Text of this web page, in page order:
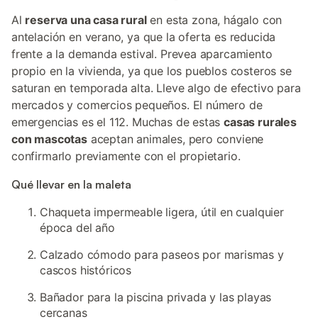
Al reserva una casa ruralen esta zona, hágalo con
antelación en verano, ya que la oferta es reducida
frente a la demanda estival. Prevea aparcamiento
propio en la vivienda, ya que los pueblos costeros se
saturan en temporada alta. Lleve algo de efectivo para
mercados y comercios pequeños. El número de
emergencias es el 112. Muchas de estascasas rurales
con mascotasaceptan animales, pero conviene
confirmarlo previamente con el propietario.
Qué llevar en la maleta
Chaqueta impermeable ligera, útil en cualquier
época del año
Calzado cómodo para paseos por marismas y
cascos históricos
Bañador para la piscina privada y las playas
cercanas